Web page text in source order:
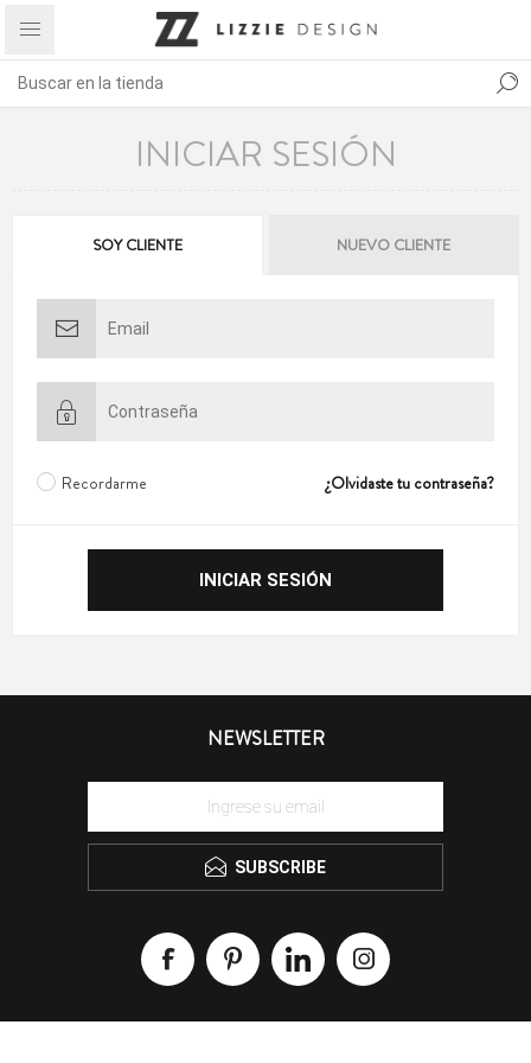
INICIAR SESIÓN
SOY CLIENTE NUEVO CLIENTE
Recordarme ¿Olvidaste tu contraseña?
NEWSLETTER
SUBSCRIBE